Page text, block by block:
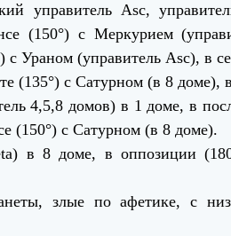
управитель Asc,
(150°) с Меркурием
с Ураном (управитель Asc), в
(135°) с Сатурном (в 8
4,5,8 домов) в 1 доме, в
(150°) с Сатурном (в 8 доме).
в 8 доме, в оппозиции
злые по афетике, с